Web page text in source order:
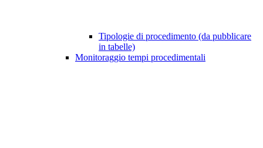
Tipologie di procedimento (da pubblicare
in tabelle)
Monitoraggio tempi procedimentali